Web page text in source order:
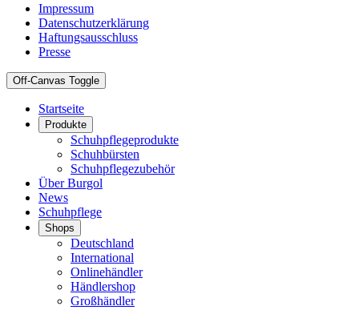
Impressum
Datenschutzerklärung
Haftungsausschluss
Presse
Off-Canvas Toggle
Startseite
Produkte
Schuhpflegeprodukte
Schuhbürsten
Schuhpflegezubehör
Über Burgol
News
Schuhpflege
Shops
Deutschland
International
Onlinehändler
Händlershop
Großhändler